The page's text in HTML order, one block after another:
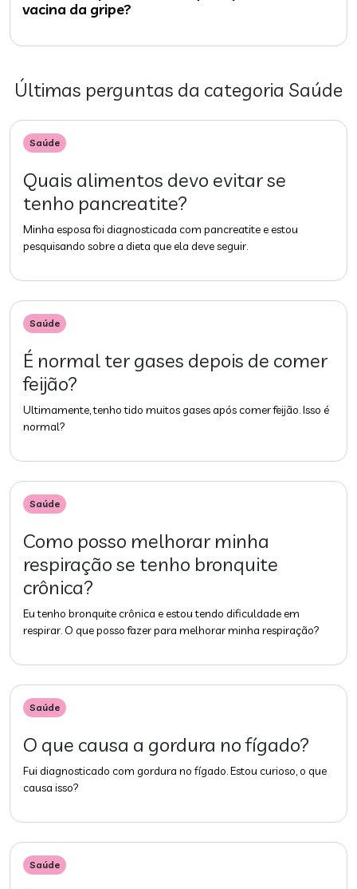
vacina da gripe?
Últimas perguntas da categoria Saúde
Saúde
Quais alimentos devo evitar se
tenho pancreatite?
Minha esposa foi diagnosticada com pancreatite e estou
pesquisando sobre a dieta que ela deve seguir.
Saúde
É normal ter gases depois de comer
feijão?
Ultimamente, tenho tido muitos gases após comer feijão. Isso é
normal?
Saúde
Como posso melhorar minha
respiração se tenho bronquite
crônica?
Eu tenho bronquite crônica e estou tendo dificuldade em
respirar. O que posso fazer para melhorar minha respiração?
Saúde
O que causa a gordura no fígado?
Fui diagnosticado com gordura no fígado. Estou curioso, o que
causa isso?
Saúde